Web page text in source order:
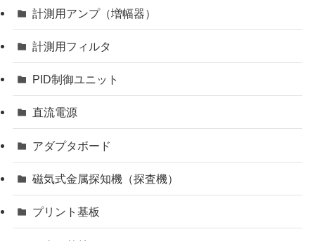
計測用アンプ（増幅器）
計測用フィルタ
PID制御ユニット
直流電源
アダプタボード
磁気式金属探知機（探査機）
プリント基板